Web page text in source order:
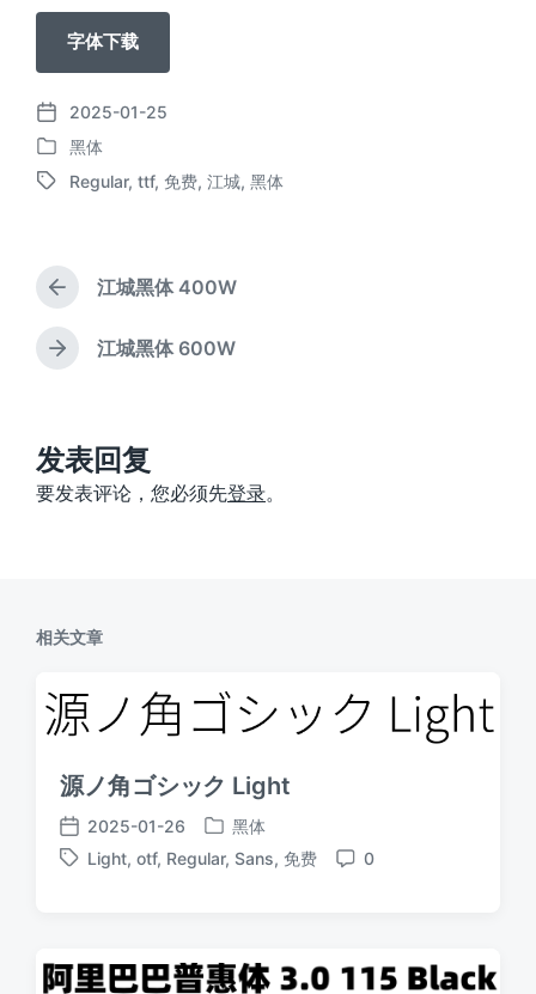
字体下载
发
布
日
2025-01-25
发
布
黑体
标
Regular, ttf, 免费, 江城, 黑体
上
篇
文
章
江城黑体 400W
下
：
江城黑体 600W
发表回复
要发表评论，您必须先登录。
相关文章
源ノ角ゴシック Light
发
布
2025-01-26
发
布
黑体
标
Light, otf, Regular, Sans, 免费
评
0